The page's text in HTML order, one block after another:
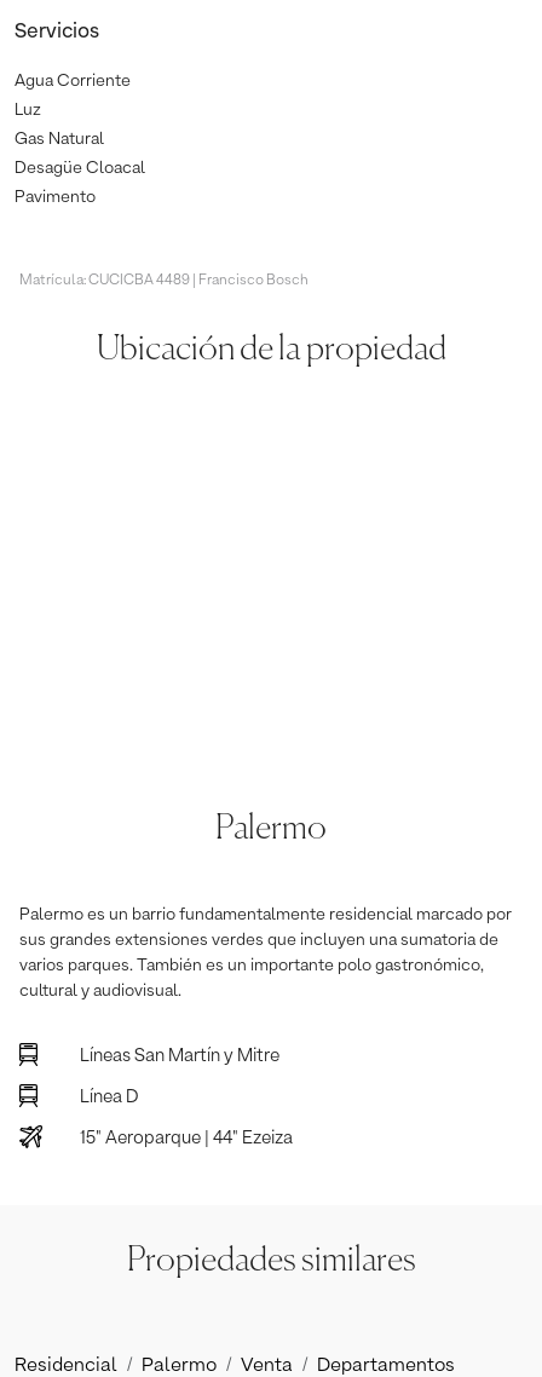
Servicios
Agua Corriente
Luz
Gas Natural
Desagüe Cloacal
Pavimento
Matrícula: CUCICBA 4489 | Francisco Bosch
Ubicación de la propiedad
Palermo
Palermo es un barrio fundamentalmente residencial marcado por
sus grandes extensiones verdes que incluyen una sumatoria de
varios parques. También es un importante polo gastronómico,
cultural y audiovisual.
Líneas San Martín y Mitre
Línea D
15" Aeroparque | 44" Ezeiza
Propiedades similares
Residencial Palermo Venta
Departamentos